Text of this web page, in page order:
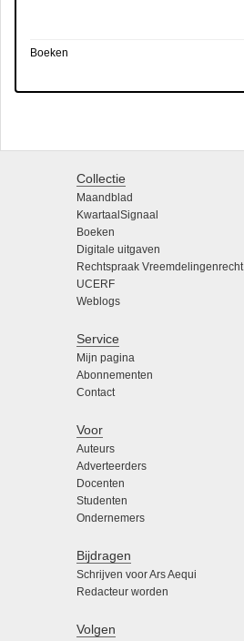
Boeken
Collectie
Maandblad
KwartaalSignaal
Boeken
Digitale uitgaven
Rechtspraak Vreemdelingenrecht
UCERF
Weblogs
Service
Mijn pagina
Abonnementen
Contact
Voor
Auteurs
Adverteerders
Docenten
Studenten
Ondernemers
Bijdragen
Schrijven voor Ars Aequi
Redacteur worden
Volgen